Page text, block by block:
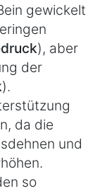
gewickelt
), aber
der
).
da die
und
so